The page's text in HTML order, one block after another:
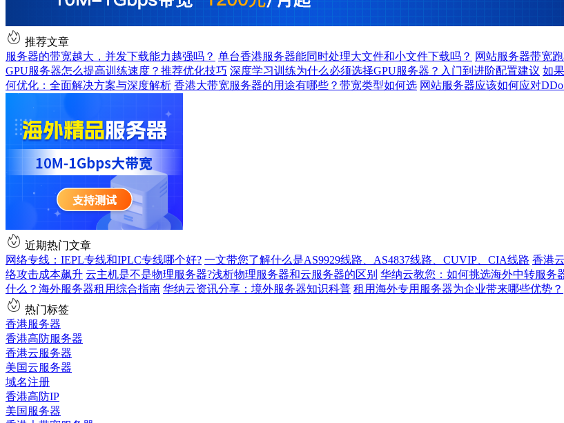
推荐文章
服务器的带宽越大，并发下载能力越强吗？ 单台香港服务器能同时处理大文件和小文件下载吗？ 网站服务器带宽
GPU服务器怎么提高训练速度？推荐优化技巧 深度学习训练为什么必须选择GPU服务器？入门到进阶配置建议 如
何优化：全面解决方案与深度解析 香港大带宽服务器的用途有哪些？带宽类型如何选 网站服务器应该如何应对
近期热门文章
网络专线：IEPL专线和IPLC专线哪个好? 一文带您了解什么是AS9929线路、AS4837线路、CUVIP、CIA线路 香港
络攻击成本飙升 云主机是不是物理服务器?浅析物理服务器和云服务器的区别 华纳云教您：如何挑选海外中转服务
什么？海外服务器租用综合指南 华纳云资讯分享：境外服务器知识科普 租用海外专用服务器为企业带来哪些优势？
热门标签
香港服务器
香港高防服务器
香港云服务器
美国云服务器
域名注册
香港高防IP
美国服务器